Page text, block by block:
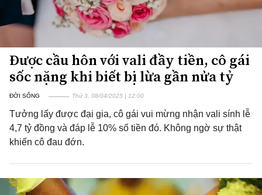
Được cầu hôn với vali đầy tiền, cô gái
sốc nặng khi biết bị lừa gần nửa tỷ
ĐỜI SỐNG Thứ 3, 08/04/2025 | 12:00
Tưởng lấy được đại gia, cô gái vui mừng nhận vali sính lễ
4,7 tỷ đồng và đáp lễ 10% số tiền đó. Không ngờ sự thật
khiến cô đau đớn.